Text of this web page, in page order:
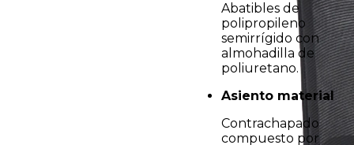
Abatibles de
polipropileno
semirrígido con
almohadilla de
poliuretano.
Asiento material
Contrachapado
compuesto por